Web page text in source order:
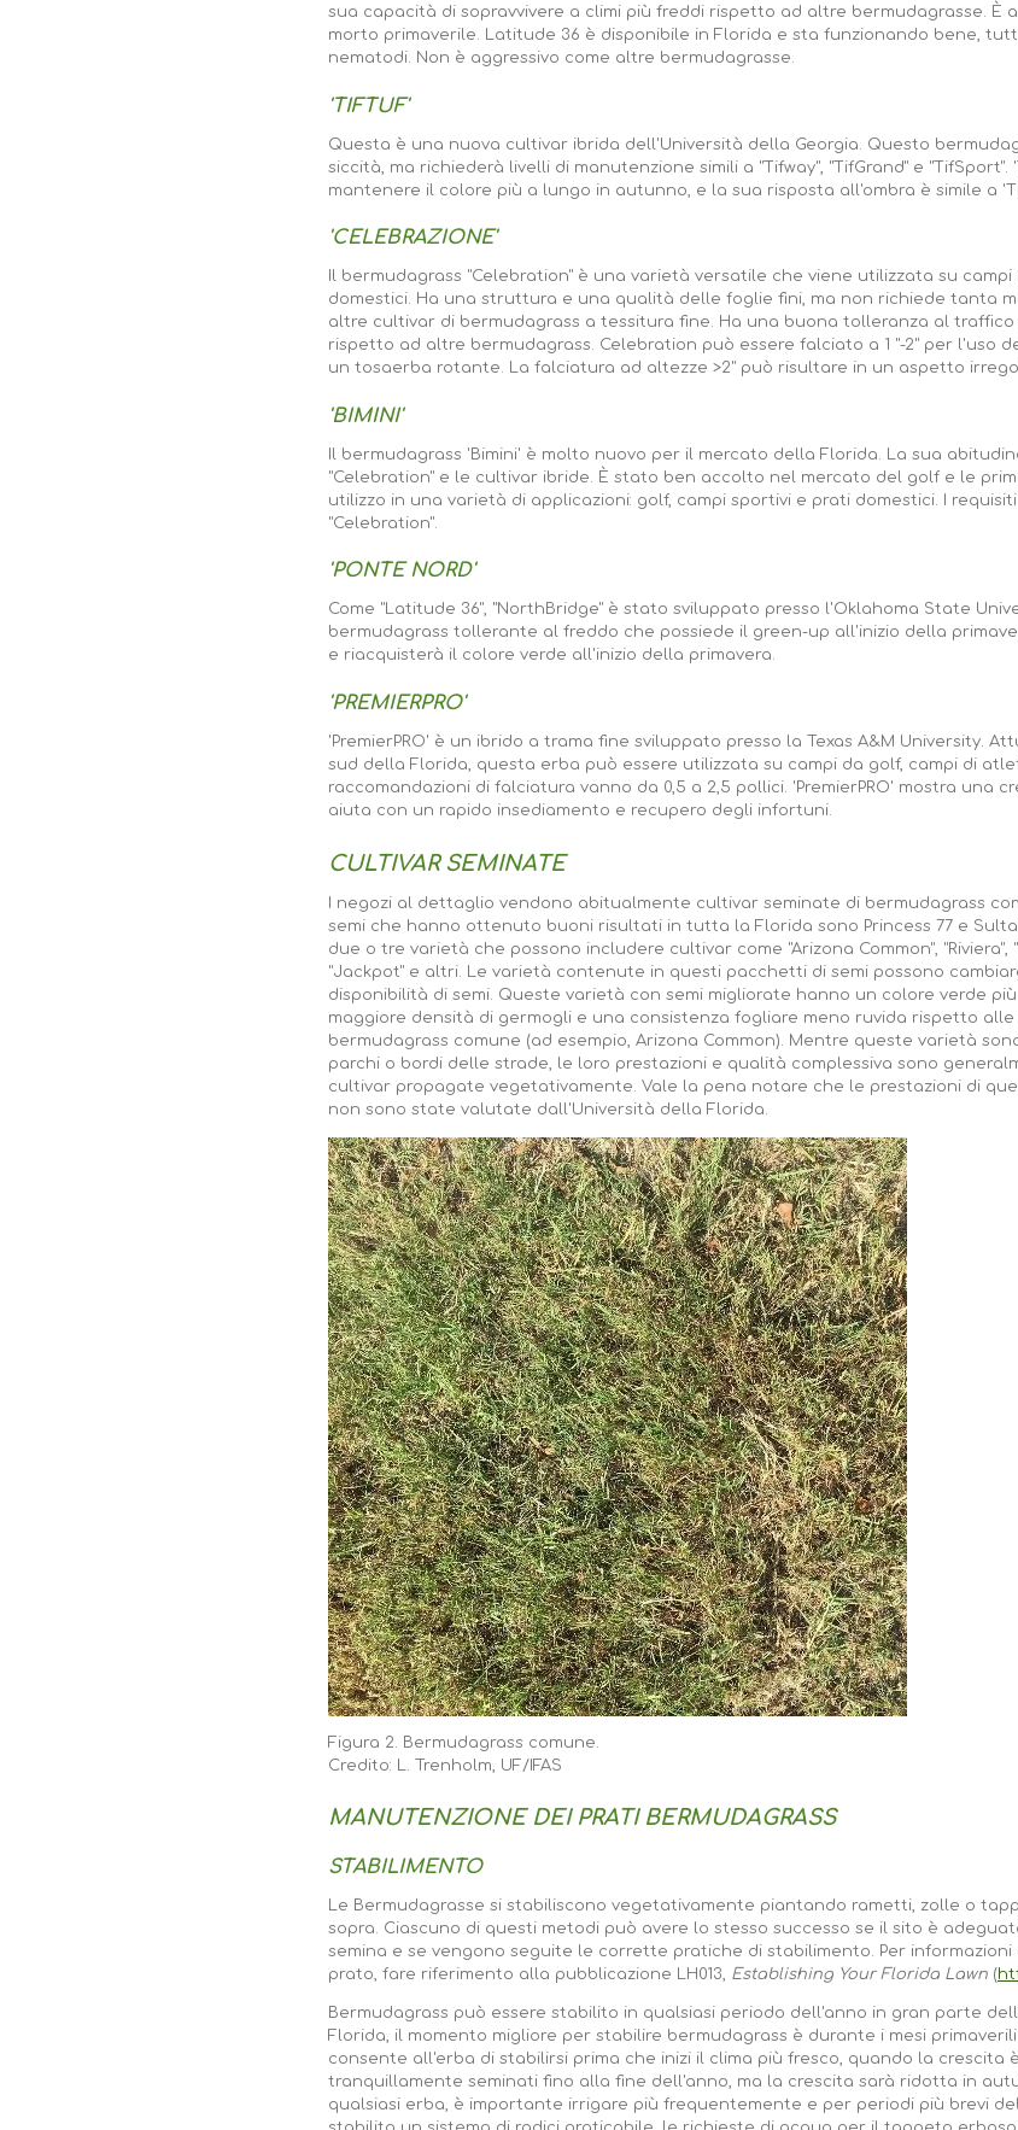
sua capacità di sopravvivere a climi più freddi rispetto ad altre bermudagrasse. È
morto primaverile. Latitude 36 è disponibile in Florida e sta funzionando bene,
nematodi. Non è aggressivo come altre bermudagrasse.
'TIFTUF'
Questa è una nuova cultivar ibrida dell'Università della Georgia. Questo
siccità, ma richiederà livelli di manutenzione simili a "Tifway", "TifGrand" e
mantenere il colore più a lungo in autunno, e la sua risposta all'ombra è simile a
'CELEBRAZIONE'
Il bermudagrass "Celebration" è una varietà versatile che viene utilizzata su
domestici. Ha una struttura e una qualità delle foglie fini, ma non richiede tanta
altre cultivar di bermudagrass a tessitura fine. Ha una buona tolleranza al
rispetto ad altre bermudagrass. Celebration può essere falciato a 1 "-2" per l'uso
un tosaerba rotante. La falciatura ad altezze >2" può risultare in un aspetto
'BIMINI'
Il bermudagrass 'Bimini' è molto nuovo per il mercato della Florida. La sua
"Celebration" e le cultivar ibride. È stato ben accolto nel mercato del golf e le
utilizzo in una varietà di applicazioni: golf, campi sportivi e prati domestici. I
"Celebration".
'PONTE NORD'
Come "Latitude 36", "NorthBridge" è stato sviluppato presso l'Oklahoma State
bermudagrass tollerante al freddo che possiede il green-up all'inizio della
e riacquisterà il colore verde all'inizio della primavera.
'PREMIERPRO'
'PremierPRO' è un ibrido a trama fine sviluppato presso la Texas A&M University.
sud della Florida, questa erba può essere utilizzata su campi da golf, campi di
raccomandazioni di falciatura vanno da 0,5 a 2,5 pollici. 'PremierPRO' mostra una
aiuta con un rapido insediamento e recupero degli infortuni.
CULTIVAR SEMINATE
I negozi al dettaglio vendono abitualmente cultivar seminate di bermudagrass
semi che hanno ottenuto buoni risultati in tutta la Florida sono Princess 77 e
due o tre varietà che possono includere cultivar come "Arizona Common", "Riviera",
"Jackpot" e altri. Le varietà contenute in questi pacchetti di semi possono
disponibilità di semi. Queste varietà con semi migliorate hanno un colore verde
maggiore densità di germogli e una consistenza fogliare meno ruvida rispetto alle
bermudagrass comune (ad esempio, Arizona Common). Mentre queste varietà
parchi o bordi delle strade, le loro prestazioni e qualità complessiva sono
cultivar propagate vegetativamente. Vale la pena notare che le prestazioni di
non sono state valutate dall'Università della Florida.
Figura 2.
Bermudagrass comune.
Credito: L. Trenholm, UF/IFAS
MANUTENZIONE DEI PRATI BERMUDAGRASS
STABILIMENTO
Le Bermudagrasse si stabiliscono vegetativamente piantando rametti, zolle o
sopra. Ciascuno di questi metodi può avere lo stesso successo se il sito è
semina e se vengono seguite le corrette pratiche di stabilimento. Per
prato, fare riferimento alla pubblicazione LH013,
Establishing Your Florida Lawn (
Bermudagrass può essere stabilito in qualsiasi periodo dell'anno in gran parte
Florida, il momento migliore per stabilire bermudagrass è durante i mesi
consente all'erba di stabilirsi prima che inizi il clima più fresco, quando la crescita
tranquillamente seminati fino alla fine dell'anno, ma la crescita sarà ridotta in
qualsiasi erba, è importante irrigare più frequentemente e per periodi più brevi